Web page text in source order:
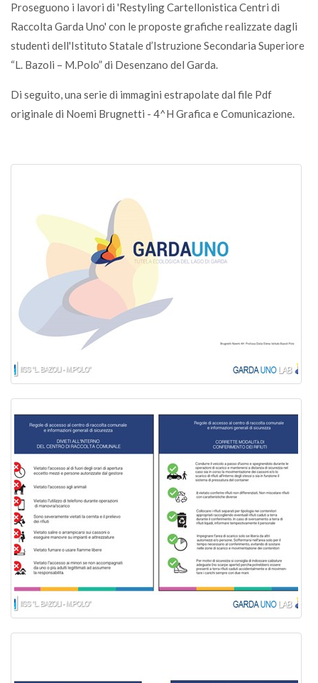
Proseguono i lavori di 'Restyling Cartellonistica Centri di
Raccolta Garda Uno' con le proposte grafiche realizzate dagli
studenti dell'Istituto Statale d’Istruzione Secondaria Superiore
“L. Bazoli – M.Polo” di Desenzano del Garda.
Di seguito, una serie di immagini estrapolate dal file Pdf
originale di Noemi Brugnetti - 4^H Grafica e Comunicazione.